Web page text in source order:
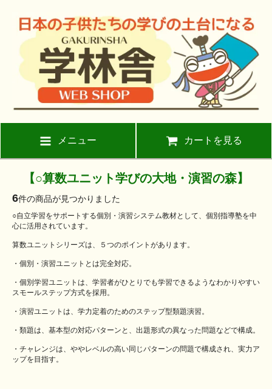
メニュー カートを見る
【○算数ユニット学びの大地・演習の森】
6件の商品が見つかりました
○自立学習をサポートする個別・演習システム教材として、個別指導塾を中
心に活用されています。
算数ユニットシリーズは、５つのポイントがあります。
・個別・演習ユニットとは完全対応。
・個別学習ユニットは、学習者がひとりでも学習できるようなわかりやすい
スモールステップ方式を採用。
・演習ユニットは、学力定着のためのステップ型類題演習。
・類題は、基本型の対応パターンと、出題形式の異なった問題などで構成。
・チャレンジは、ややレベルの高い同じパターンの問題で構成され、実力ア
ップを目指す。